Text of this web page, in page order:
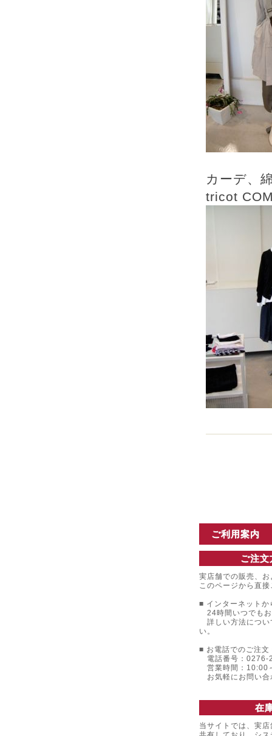
カーデ、
tricot
ご利用案内
ご注
実店舗での販売、
このページから直
■ インターネットか
24時間いつでも
詳しい方法につい
い。
■ お電話でのご注文
電話番号：0276-
営業時間：10:00
お気軽にお問い合
在
当サイトでは、実